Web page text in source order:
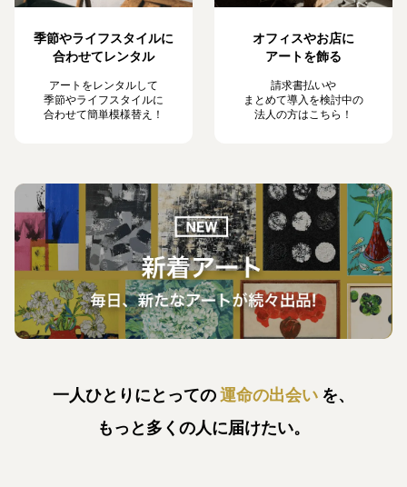
季節やライフスタイルに
合わせてレンタル
アートをレンタルして
季節やライフスタイルに
合わせて簡単模様替え！
オフィスやお店に
アートを飾る
請求書払いや
まとめて導入を検討中の
法人の方はこちら！
一人ひとりにとっての運命の出会い を、
もっと多くの人に届けたい。